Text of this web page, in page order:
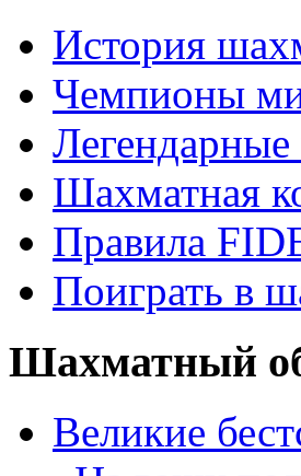
История
Чемпионы
Шахматная
Правила
Поиграть в
Шахматный
Великие